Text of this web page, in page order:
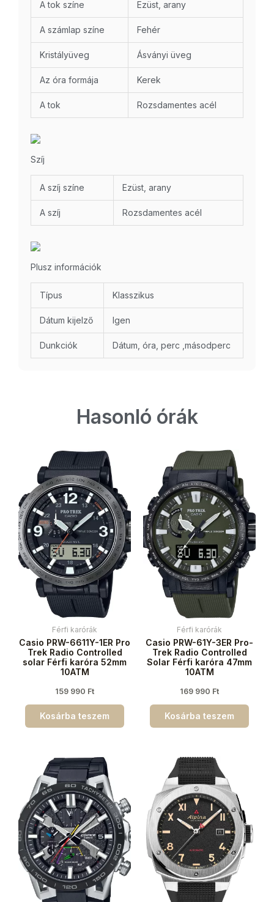
A tok színe Ezüst, arany
A számlap színe Fehér
Kristályüveg Ásványi üveg
Az óra formája Kerek
A tok Rozsdamentes acél
Szíj
A szíj színe Ezüst, arany
A szíj Rozsdamentes acél
Plusz információk
Típus Klasszikus
Dátum kijelző Igen
Dunkciók Dátum, óra, perc ,másodperc
Hasonló órák
Férfi karórák
Casio PRW-6611Y-1ER Pro
Trek Radio Controlled
solar Férfi karóra 52mm
10ATM
159 990 Ft
Kosárba teszem
Férfi karórák
Casio PRW-61Y-3ER Pro-
Trek Radio Controlled
Solar Férfi karóra 47mm
10ATM
169 990 Ft
Kosárba teszem